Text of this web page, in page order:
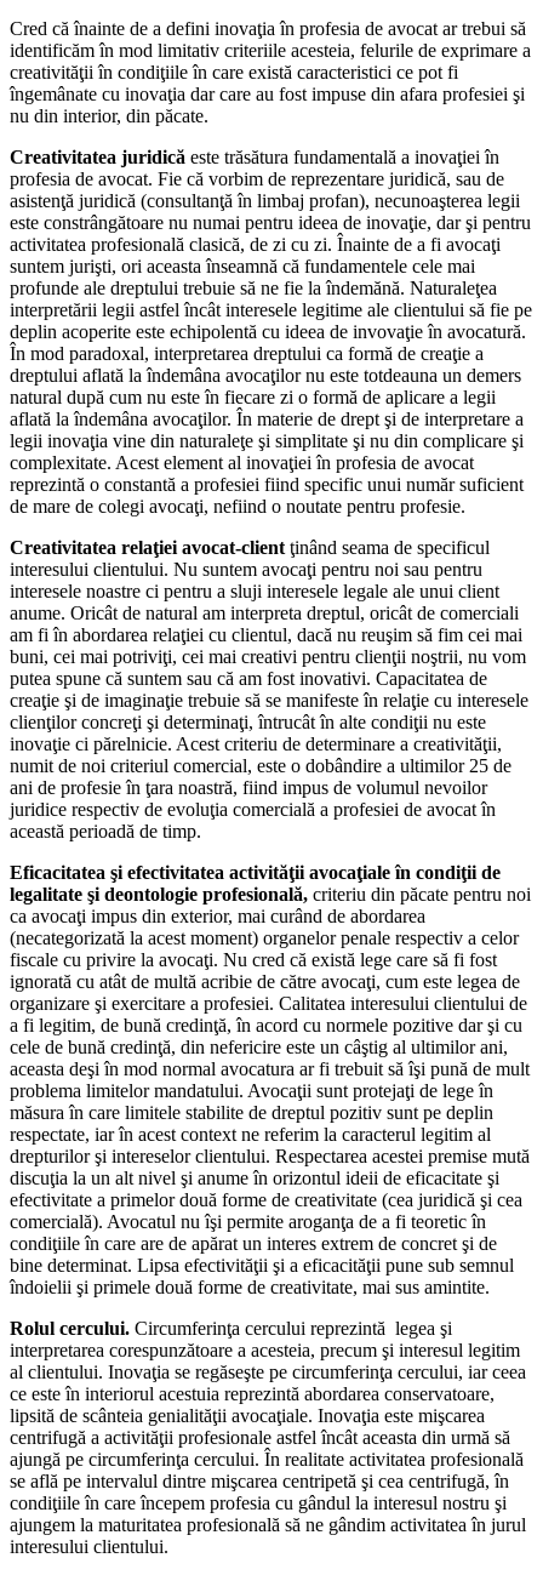
Cred că înainte de a defini inovaţia în profesia de avocat ar trebui să
identificăm în mod limitativ criteriile acesteia, felurile de exprimare a
creativităţii în condiţiile în care există caracteristici ce pot fi
îngemânate cu inovaţia dar care au fost impuse din afara profesiei şi
nu din interior, din păcate.
Creativitatea juridică este trăsătura fundamentală a inovaţiei în
profesia de avocat. Fie că vorbim de reprezentare juridică, sau de
asistenţă juridică (consultanţă în limbaj profan), necunoaşterea legii
este constrângătoare nu numai pentru ideea de inovaţie, dar şi pentru
activitatea profesională clasică, de zi cu zi. Înainte de a fi avocaţi
suntem jurişti, ori aceasta înseamnă că fundamentele cele mai
profunde ale dreptului trebuie să ne fie la îndemănă. Naturaleţea
interpretării legii astfel încât interesele legitime ale clientului să fie pe
deplin acoperite este echipolentă cu ideea de invovaţie în avocatură.
În mod paradoxal, interpretarea dreptului ca formă de creaţie a
dreptului aflată la îndemâna avocaţilor nu este totdeauna un demers
natural după cum nu este în fiecare zi o formă de aplicare a legii
aflată la îndemâna avocaţilor. În materie de drept şi de interpretare a
legii inovaţia vine din naturaleţe şi simplitate şi nu din complicare şi
complexitate. Acest element al inovaţiei în profesia de avocat
reprezintă o constantă a profesiei fiind specific unui număr suficient
de mare de colegi avocaţi, nefiind o noutate pentru profesie.
Creativitatea relaţiei avocat-client ţinând seama de specificul
interesului clientului. Nu suntem avocaţi pentru noi sau pentru
interesele noastre ci pentru a sluji interesele legale ale unui client
anume. Oricât de natural am interpreta dreptul, oricât de comerciali
am fi în abordarea relaţiei cu clientul, dacă nu reuşim să fim cei mai
buni, cei mai potriviţi, cei mai creativi pentru clienţii noştrii, nu vom
putea spune că suntem sau că am fost inovativi. Capacitatea de
creaţie şi de imaginaţie trebuie să se manifeste în relaţie cu interesele
clienţilor concreţi şi determinaţi, întrucât în alte condiţii nu este
inovaţie ci părelnicie. Acest criteriu de determinare a creativităţii,
numit de noi criteriul comercial, este o dobândire a ultimilor 25 de
ani de profesie în ţara noastră, fiind impus de volumul nevoilor
juridice respectiv de evoluţia comercială a profesiei de avocat în
această perioadă de timp.
Eficacitatea şi efectivitatea activităţii avocaţiale în condiţii de
legalitate şi deontologie profesională, criteriu din păcate pentru noi
ca avocaţi impus din exterior, mai curând de abordarea
(necategorizată la acest moment) organelor penale respectiv a celor
fiscale cu privire la avocaţi. Nu cred că există lege care să fi fost
ignorată cu atât de multă acribie de către avocaţi, cum este legea de
organizare şi exercitare a profesiei. Calitatea interesului clientului de
a fi legitim, de bună credinţă, în acord cu normele pozitive dar şi cu
cele de bună credinţă, din nefericire este un câştig al ultimilor ani,
aceasta deşi în mod normal avocatura ar fi trebuit să îşi pună de mult
problema limitelor mandatului. Avocaţii sunt protejaţi de lege în
măsura în care limitele stabilite de dreptul pozitiv sunt pe deplin
respectate, iar în acest context ne referim la caracterul legitim al
drepturilor şi intereselor clientului. Respectarea acestei premise mută
discuţia la un alt nivel şi anume în orizontul ideii de eficacitate şi
efectivitate a primelor două forme de creativitate (cea juridică şi cea
comercială). Avocatul nu îşi permite aroganţa de a fi teoretic în
condiţiile în care are de apărat un interes extrem de concret şi de
bine determinat. Lipsa efectivităţii şi a eficacităţii pune sub semnul
îndoielii şi primele două forme de creativitate, mai sus amintite.
Rolul cercului. Circumferinţa cercului reprezintă legea şi
interpretarea corespunzătoare a acesteia, precum şi interesul legitim
al clientului. Inovaţia se regăseşte pe circumferinţa cercului, iar ceea
ce este în interiorul acestuia reprezintă abordarea conservatoare,
lipsită de scânteia genialităţii avocaţiale. Inovaţia este mişcarea
centrifugă a activităţii profesionale astfel încât aceasta din urmă să
ajungă pe circumferinţa cercului. În realitate activitatea profesională
se află pe intervalul dintre mişcarea centripetă şi cea centrifugă, în
condiţiile în care începem profesia cu gândul la interesul nostru şi
ajungem la maturitatea profesională să ne gândim activitatea în jurul
interesului clientului.